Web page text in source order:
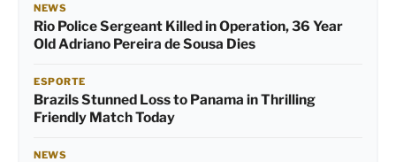
NEWS
Rio Police Sergeant Killed in Operation, 36 Year
Old Adriano Pereira de Sousa Dies
ESPORTE
Brazils Stunned Loss to Panama in Thrilling
Friendly Match Today
NEWS